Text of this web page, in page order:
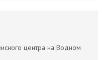
центра на Водном